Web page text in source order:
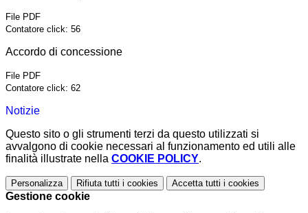
File PDF
Contatore click: 56
Accordo di concessione
File PDF
Contatore click: 62
Notizie
Questo sito o gli strumenti terzi da questo utilizzati si
avvalgono di cookie necessari al funzionamento ed utili alle
finalità illustrate nella COOKIE POLICY.
Personalizza Rifiuta tutti i cookies Accetta tutti i cookies
Gestione cookie